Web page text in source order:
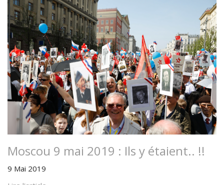
Moscou 9 mai 2019 : Ils y étaient.. !!
9 Mai 2019